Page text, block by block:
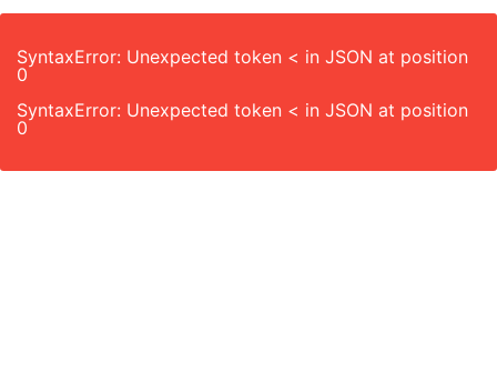
SyntaxError: Unexpected token < in JSON at position
0
SyntaxError: Unexpected token < in JSON at position
0